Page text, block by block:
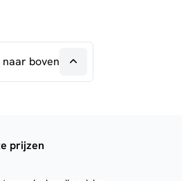
naar boven
prijzen